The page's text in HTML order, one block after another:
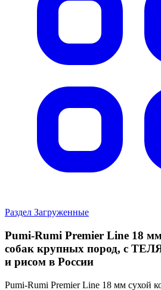
Раздел Загруженные
Pumi-Rumi Premier Line 18
собак крупных пород, с
и рисом в России
Pumi-Rumi Premier Line 18 мм сухой